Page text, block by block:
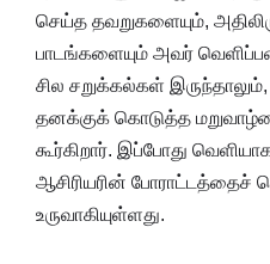
செய்த தவறுகளையும்,
பாடங்களையும் அவர்
சில சறுக்கல்கள் இருந்தாலும்,
தனக்குக் கொடுத்த
கூர்கிறார். இப்போது
ஆசிரியரின் போராட்டத்தைச்
உருவாகியுள்ளது.